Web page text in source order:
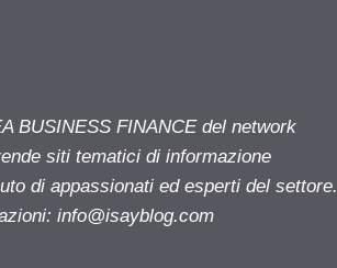
BUSINESS FINANCE del network
siti tematici di informazione
di appassionati ed esperti del settore.
info@isayblog.com